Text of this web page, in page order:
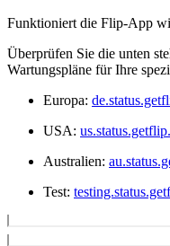
Funktioniert die Flip-App
Überprüfen Sie die unten
Wartungspläne für Ihre
Europa:
USA:
Australien:
Test: